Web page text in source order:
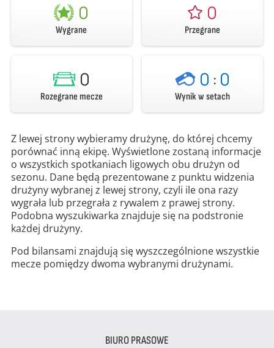
0
Wygrane
0
Przegrane
0
Rozegrane mecze
0 : 0
Wynik w setach
Z lewej strony wybieramy drużynę, do której chcemy
porównać inną ekipę. Wyświetlone zostaną informacje
o wszystkich spotkaniach ligowych obu drużyn od
sezonu. Dane będą prezentowane z punktu widzenia
drużyny wybranej z lewej strony, czyli ile ona razy
wygrała lub przegrała z rywalem z prawej strony.
Podobna wyszukiwarka znajduje się na podstronie
każdej drużyny.
Pod bilansami znajdują się wyszczególnione wszystkie
mecze pomiędzy dwoma wybranymi drużynami.
BIURO PRASOWE